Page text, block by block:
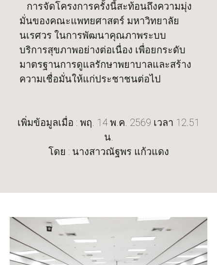
การจัดโครงการครั้งนี้สะท้อนถึงความมุ่ง
มั่นของคณะแพทยศาสตร์ มหาวิทยาลัย
นเรศวร ในการพัฒนาคุณภาพระบบ
บริการสุขภาพอย่างต่อเนื่อง เพื่อยกระดับ
มาตรฐานการดูแลรักษาพยาบาลและสร้าง
ความเชื่อมั่นให้แก่ประชาชนต่อไป
เพิ่มข้อมูลเมื่อ : พฤ. 14 พ.ค. 2569 เวลา 12.51
น.
โดย : นางสาวณัฐพร แก้วแดง